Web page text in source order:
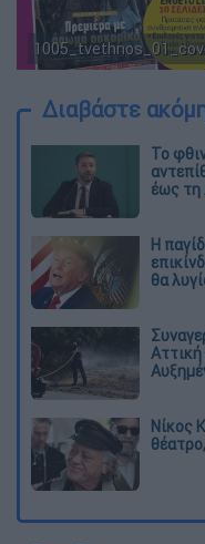
Διαβάστε
Το
έως
Η
θα
Νίκος